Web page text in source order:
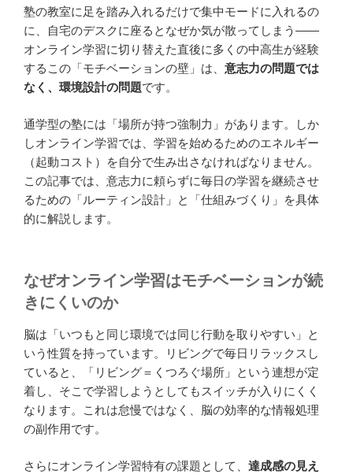
塾の教室に足を踏み入れるだけで集中モードに入れるの
に、自宅のデスクに座るとなぜか気が散ってしまう——
オンライン学習に切り替えた直後に多くの中高生が経験
するこの「モチベーションの壁」は、 意志力の問題では
なく、環境設計の問題です。
通学型の塾には「場所が持つ強制力」があります。しか
しオンライン学習では、学習を始めるためのエネルギー
（起動コスト）を自分で生み出さなければなりません。
この記事では、意志力に頼らずに毎日の学習を継続させ
るための「ルーティン設計」と「仕組みづくり」を具体
的に解説します。
なぜオンライン学習はモチベーションが続
きにくいのか
脳は「いつもと同じ環境では同じ行動を取りやすい」と
いう性質を持っています。リビングで毎日リラックスし
ていると、「リビング＝くつろぐ場所」という連想が定
着し、そこで学習しようとしてもスイッチが入りにくく
なります。これは怠慢ではなく、脳の効率的な情報処理
の副作用です。
さらにオンライン学習特有の課題として、 達成感の見え